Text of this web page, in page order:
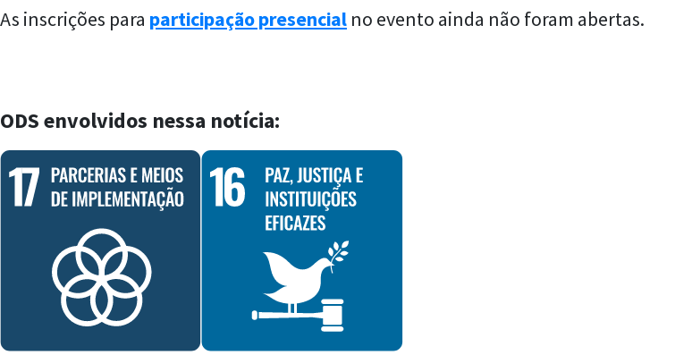
As inscrições para participação presencial no evento ainda não foram abertas.
ODS envolvidos nessa notícia: